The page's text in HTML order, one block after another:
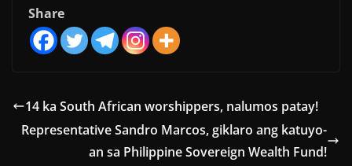
Share
14 ka South African worshippers, nalumos patay!
Representative Sandro Marcos, giklaro ang katuyo-
an sa Philippine Sovereign Wealth Fund!